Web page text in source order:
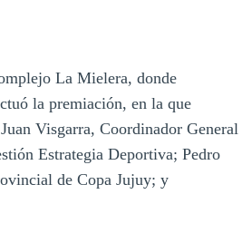
La Mielera, donde
la premiación, en la que
Visgarra, Coordinador General
Estrategia Deportiva; Pedro
de Copa Jujuy; y